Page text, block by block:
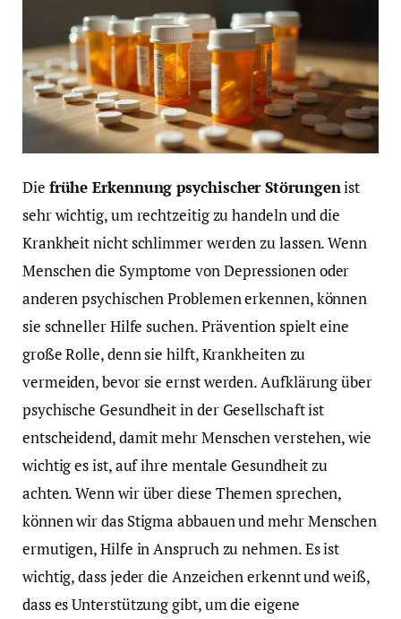
Die frühe Erkennung psychischer Störungenist
sehr wichtig, um rechtzeitig zu handeln und die
Krankheit nicht schlimmer werden zu lassen. Wenn
Menschen die Symptome von Depressionen oder
anderen psychischen Problemen erkennen, können
sie schneller Hilfe suchen. Prävention spielt eine
große Rolle, denn sie hilft, Krankheiten zu
vermeiden, bevor sie ernst werden. Aufklärung über
psychische Gesundheit in der Gesellschaft ist
entscheidend, damit mehr Menschen verstehen, wie
wichtig es ist, auf ihre mentale Gesundheit zu
achten. Wenn wir über diese Themen sprechen,
können wir das Stigma abbauen und mehr Menschen
ermutigen, Hilfe in Anspruch zu nehmen. Es ist
wichtig, dass jeder die Anzeichen erkennt und weiß,
dass es Unterstützung gibt, um die eigene